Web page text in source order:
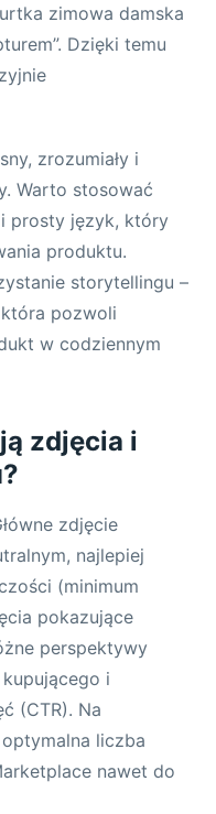
zimowa damska
Dzięki temu
zrozumiały i
Warto stosować
prosty język, który
produktu.
storytellingu –
pozwoli
w codziennym
zdjęcia i
zdjęcie
najlepiej
(minimum
pokazujące
perspektywy
i
(CTR). Na
liczba
nawet do